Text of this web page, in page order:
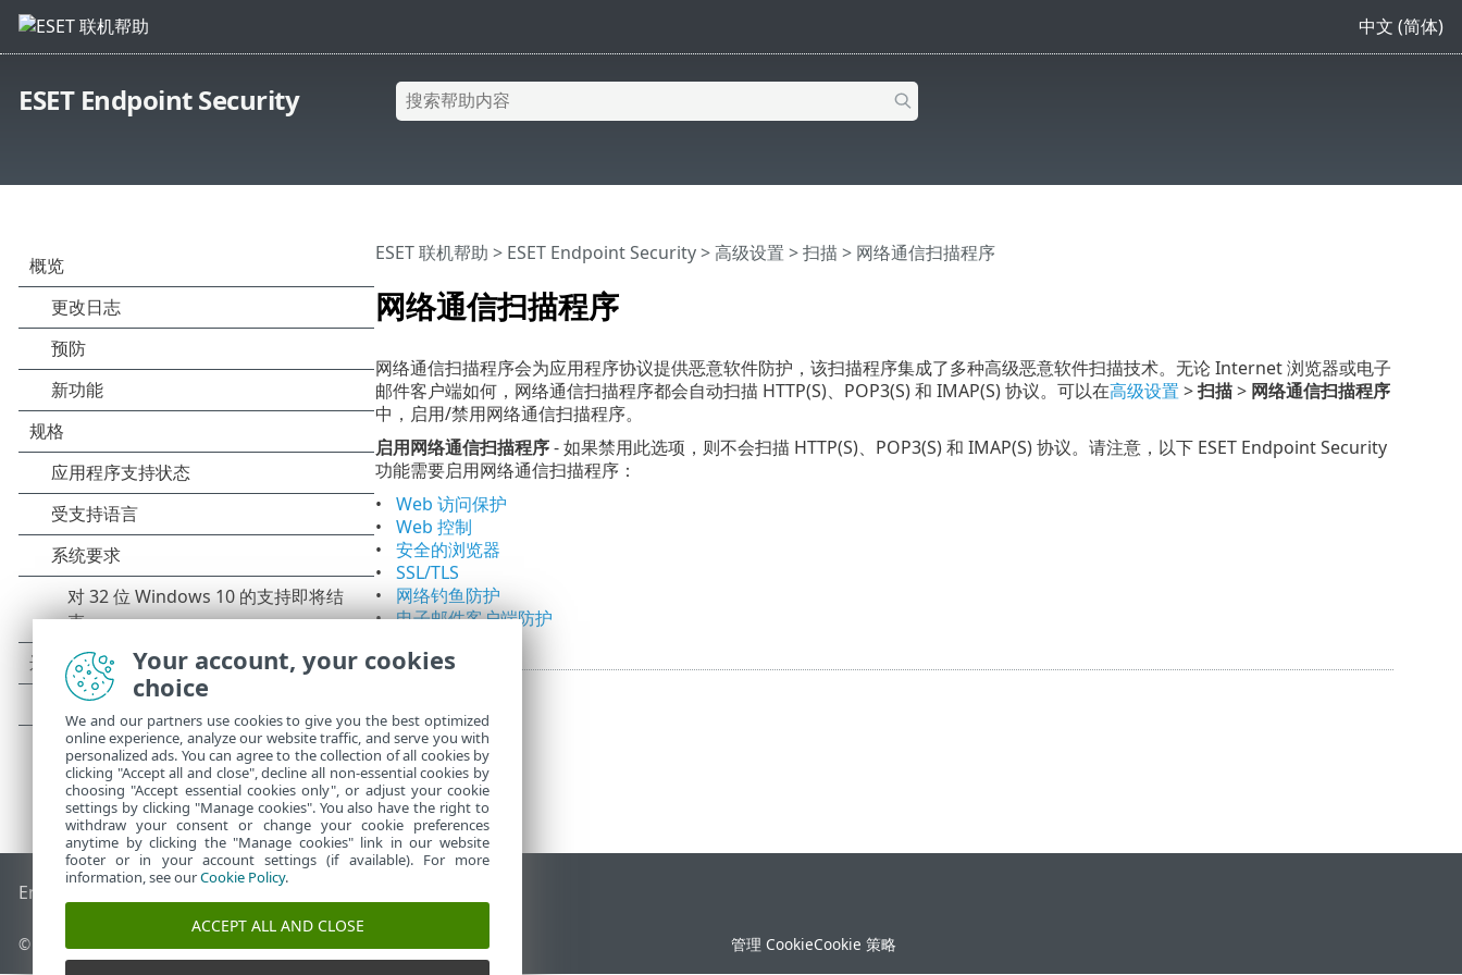
中文 (简体)
ESET Endpoint Security
网络通信扫描程序
ESET 联机帮助 > ESET Endpoint Security>高级设置 >扫描 > 网络通信扫描程序
网络通信扫描程序会为应用程序协议提供恶意软件防护，该扫描程序集成了多种高级恶意软件扫描技术。无论 Internet 浏览器或电子
邮件客户端如何，网络通信扫描程序都会自动扫描 HTTP(S)、POP3(S) 和 IMAP(S) 协议。可以在高级设置 >扫描> 网络通信扫描程序
中，启用/禁用网络通信扫描程序。
启用网络通信扫描程序- 如果禁用此选项，则不会扫描 HTTP(S)、POP3(S) 和 IMAP(S) 协议。请注意，以下 ESET Endpoint Security
功能需要启用网络通信扫描程序：
Web 访问保护
Web 控制
安全的浏览器
SSL/TLS
网络钓鱼防护
电子邮件客户端防护
End of Life ESET 知识库 ESET 论坛ESET Status Portal
© 1992 - 2026 ESET, spol. s r.o. - 保留所有权利。 管理 CookieCookie 策略
Your account, your cookies
choice
We and our partners use cookies to give you the best optimized
online experience, analyze our website traffic, and serve you with
personalized ads. You can agree to the collection of all cookies by
clicking "Accept all and close", decline all non-essential cookies by
choosing "Accept essential cookies only", or adjust your cookie
settings by clicking "Manage cookies". You also have the right to
withdraw your consent or change your cookie preferences
anytime by clicking the "Manage cookies" link in our website
footer or in your account settings (if available). For more
information, see ourCookie Policy.
ACCEPT ALL AND CLOSE